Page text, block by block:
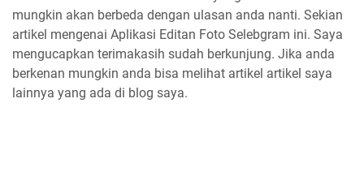
mungkin akan berbeda dengan ulasan anda nanti. Sekian
artikel mengenai Aplikasi Editan Foto Selebgram ini. Saya
mengucapkan terimakasih sudah berkunjung. Jika anda
berkenan mungkin anda bisa melihat artikel artikel saya
lainnya yang ada di blog saya.